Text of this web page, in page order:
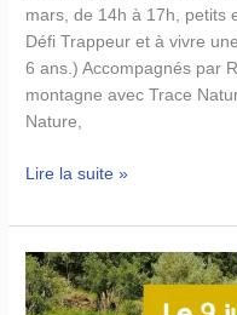
mars, de 14h à 17h, petits
Défi Trappeur et à vivre
6 ans.) Accompagnés par
montagne avec Trace
Nature,
Défi
–
Mission
Survie
Lire la suite »